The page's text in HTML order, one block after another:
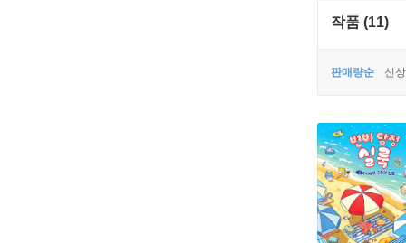
작품 (11)
판매량순 신